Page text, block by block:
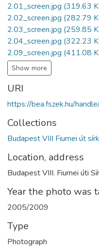
2.01_screen.jpg (319.63
2.02_screen.jpg (282.79
2.03_screen.jpg (259.85
2.04_screen.jpg (322.23
2.09_screen.jpg (411.08
Show more
URI
https://bea.fszek.hu/
Collections
Budapest VIII Fiumei út
Location, address
Budapest VIII. Fiumei úti
Year the photo was
2005/2009
Type
Photograph